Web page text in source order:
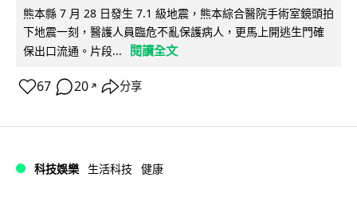
熊本縣 7 月 28 日發生 7.1 級地震，熊本綜合醫院手術室鏡頭拍
下地震一刻，醫護人員臨危不亂保護病人，更馬上開逃生門確
保出口流通。片段...
閱讀全文
67 20 ↗ 分享
科技娛樂 生活科技 健康